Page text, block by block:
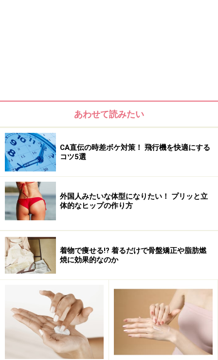
スタビライゼーションのポーズを3種類ご紹介！
週に3～4回、3週間でスタビライゼーションの効果実
感！
スタビライゼーションにはこんなメリット
がある!!
なぜ、私がこれをオススメするのか、理由は以下の通
り。
あわせて読みたい
CA直伝の時差ボケ対策！ 飛行機を快適にする
コツ5選
外国人みたいな体型になりたい！ プリッと立
体的なヒップの作り方
着物で痩せる!? 着るだけで骨盤矯正や脂肪燃
焼に効果的なのか